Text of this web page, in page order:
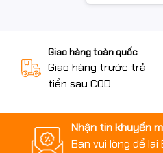
Giao hàng toàn quốc
Giao hàng trước trả
tiền sau COD
Nhận tin khuyến
Bạn vui lòng để